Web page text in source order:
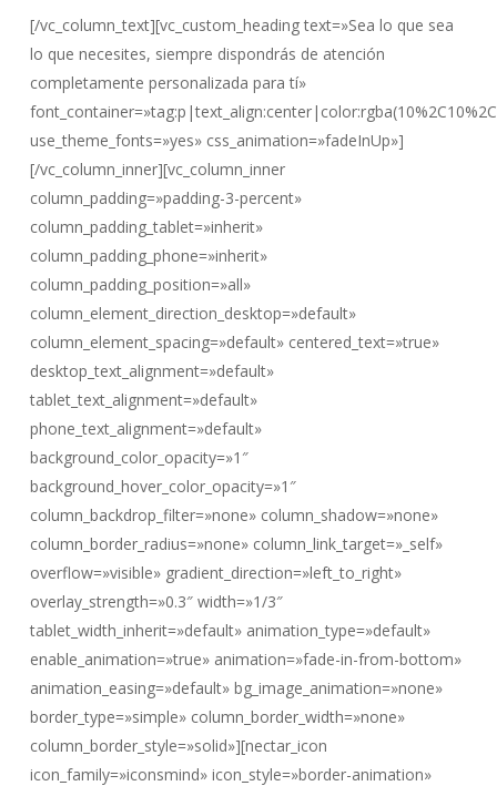
[/vc_column_text][vc_custom_heading text=»Sea lo que sea
lo que necesites, siempre dispondrás de atención
completamente personalizada para tí»
use_theme_fonts=»yes» css_animation=»fadeInUp»]
[/vc_column_inner][vc_column_inner
column_padding=»padding-3-percent»
column_padding_tablet=»inherit»
column_padding_phone=»inherit»
column_padding_position=»all»
column_element_direction_desktop=»default»
column_element_spacing=»default» centered_text=»true»
desktop_text_alignment=»default»
tablet_text_alignment=»default»
phone_text_alignment=»default»
background_color_opacity=»1″
background_hover_color_opacity=»1″
column_backdrop_filter=»none» column_shadow=»none»
column_border_radius=»none» column_link_target=»_self»
overflow=»visible» gradient_direction=»left_to_right»
overlay_strength=»0.3″ width=»1/3″
tablet_width_inherit=»default» animation_type=»default»
enable_animation=»true» animation=»fade-in-from-bottom»
animation_easing=»default» bg_image_animation=»none»
border_type=»simple» column_border_width=»none»
column_border_style=»solid»][nectar_icon
icon_family=»iconsmind» icon_style=»border-animation»